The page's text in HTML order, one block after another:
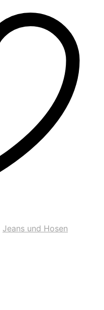
Jeans und Hosen